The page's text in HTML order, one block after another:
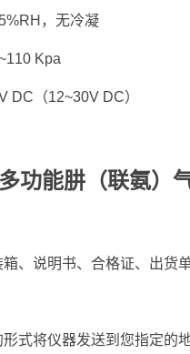
，无冷凝
Kpa
DC（12~30V DC）
功能肼（联氨）
、说明书、合格证、出货
式将仪器发送到您指定的